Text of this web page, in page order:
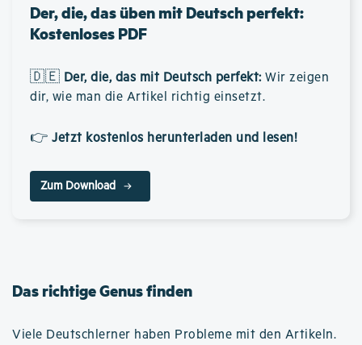
Der, die, das üben mit Deutsch perfekt:
Kostenloses PDF
🇩🇪 Der, die, das mit Deutsch perfekt: Wir zeigen
dir, wie man die Artikel richtig einsetzt.
👉 Jetzt kostenlos herunterladen und lesen!
Zum Download
Das richtige Genus finden
Viele Deutschlerner haben Probleme mit den Artikeln.